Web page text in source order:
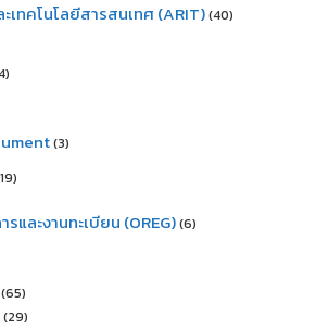
เทคโนโลยีสารสนเทศ (ARIT)(40)
(3)
และงานทะเบียน (OREG)(6)
(65)
(29)